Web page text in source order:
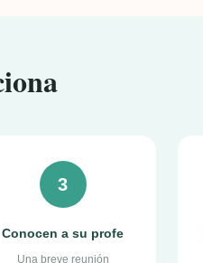
3
Conocen a su profe
Una breve reunión